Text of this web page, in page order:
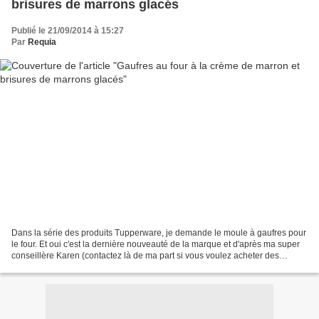
brisures de marrons glacés
Publié le 21/09/2014 à 15:27
Par Requia
Dans la série des produits Tupperware, je demande le moule à gaufres pour
le four. Et oui c'est la dernière nouveauté de la marque et d'après ma super
conseillère Karen (contactez là de ma part si vous voulez acheter des